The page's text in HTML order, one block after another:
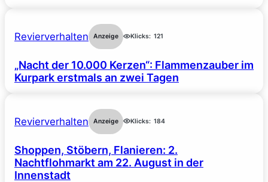
Revierverhalten Anzeige Klicks: 121
„Nacht der 10.000 Kerzen“: Flammenzauber im
Kurpark erstmals an zwei Tagen
Revierverhalten Anzeige Klicks: 184
Shoppen, Stöbern, Flanieren: 2.
Nachtflohmarkt am 22. August in der
Innenstadt